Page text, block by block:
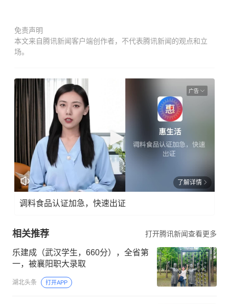
免责声明
本文来自腾讯新闻客户端创作者，不代表腾讯新闻的观点和立
场。
广告
了解详情
调料食品认证加急，快速出证
相关推荐 打开腾讯新闻查看更多
乐建成（武汉学生，660分），全省第
一，被襄阳职大录取
湖北头条 打开APP